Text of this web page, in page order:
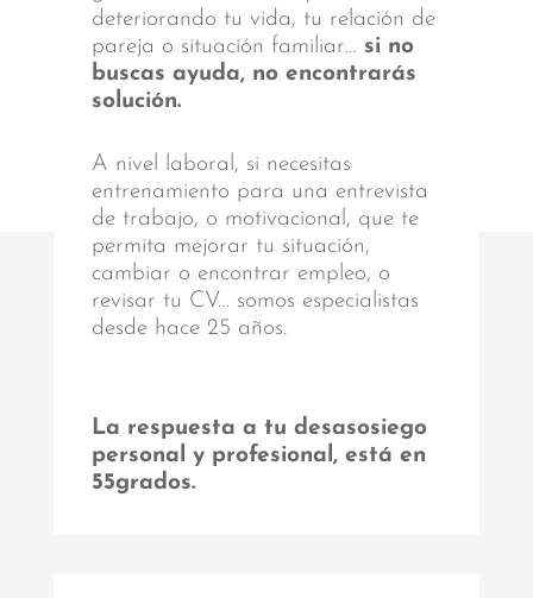
deteriorando tu vida, tu relación de
pareja o situación familiar… si no
buscas ayuda, no encontrarás
solución.
A nivel laboral, si necesitas
entrenamiento para una entrevista
de trabajo, o motivacional, que te
permita mejorar tu situación,
cambiar o encontrar empleo, o
revisar tu CV… somos especialistas
desde hace 25 años.
La respuesta a tu desasosiego
personal y profesional, está en
55grados.